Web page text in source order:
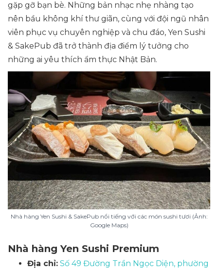
gặp gỡ bạn bè. Những bản nhạc nhẹ nhàng tạo
nên bầu không khí thư giãn, cùng với đội ngũ nhân
viên phục vụ chuyên nghiệp và chu đáo, Yen Sushi
& SakePub đã trở thành địa điểm lý tưởng cho
những ai yêu thích ẩm thực Nhật Bản.
Nhà hàng Yen Sushi & SakePub nổi tiếng với các món sushi tươi (Ảnh:
Google Maps)
Nhà hàng Yen Sushi Premium
Địa chỉ: Số 49 Đường Trần Ngọc Diện, phường